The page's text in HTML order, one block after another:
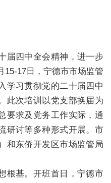
届四中全会精神，进一步
15-17日，宁德市市场监管
学习贯彻党的二十届四中
此次培训以党支部换届为
要求及党务工作实际，通
研讨等多种形式开展。市
和东侨开发区市场监管局
根基。开班首日，宁德市